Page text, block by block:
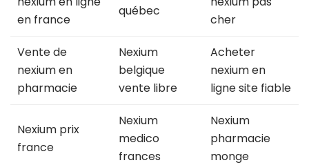
en france
québec
cher
Vente de
nexium en
pharmacie
Nexium
belgique
vente libre
Acheter
nexium en
ligne site fiable
Nexium prix
france
Nexium
medico
frances
Nexium
pharmacie
monge